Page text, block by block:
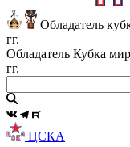
Обладатель
гг.
Обладатель Кубка
гг.
ЦСКА